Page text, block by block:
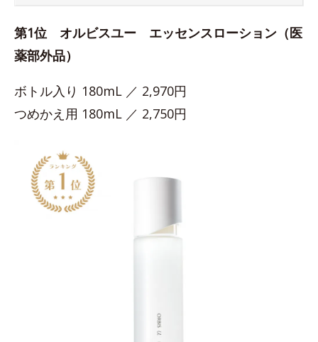
第1位 オルビスユー エッセンスローション（医
薬部外品）
ボトル入り 180mL ／ 2,970円
つめかえ用 180mL ／ 2,750円